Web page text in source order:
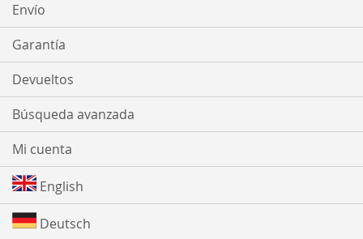
Envío
Garantía
Devueltos
Búsqueda avanzada
Mi cuenta
English
Deutsch